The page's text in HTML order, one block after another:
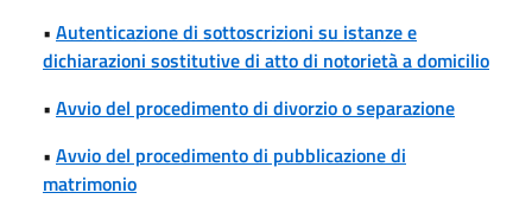
• Autenticazione di sottoscrizioni su istanze e
dichiarazioni sostitutive di atto di notorietà a domicilio
• Avvio del procedimento di divorzio o separazione
• Avvio del procedimento di pubblicazione di
matrimonio